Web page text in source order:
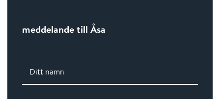
meddelande till Åsa
Ditt namn